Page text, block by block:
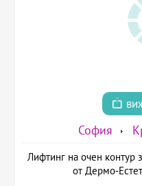
София
Лифтинг на очен контур
от Дермо-